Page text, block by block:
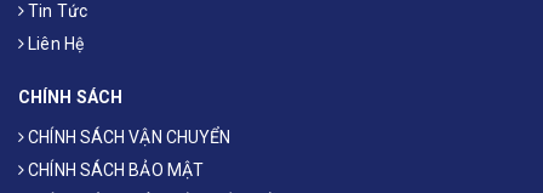
Tin Tức
Liên Hệ
CHÍNH SÁCH
CHÍNH SÁCH VẬN CHUYỂN
CHÍNH SÁCH BẢO MẬT